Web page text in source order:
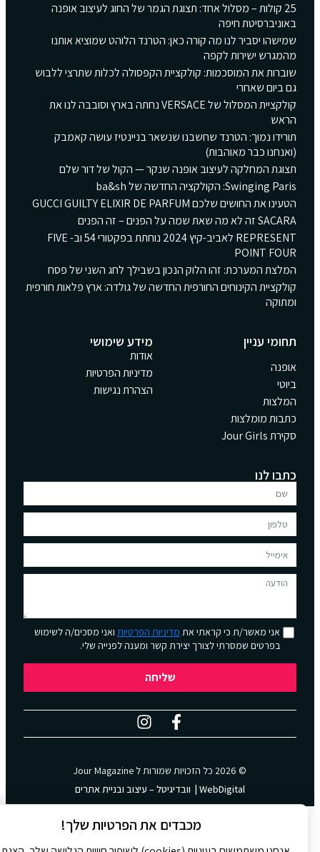
25 קולות – מסלול אחד: תצוגת הגמר של החוג לעיצוב אופנה
באוניברסיטת חיפה
שמישהו יסביר לנו מה קורה כאן: הטרנד הלוהט שמוציא אותנו
מהמגרש ישירות לקפה
שוברות את המוסכמות: קולקציית הקפסולה לכלות שתרצי ללבוש
גם ביום שאחרי
קולקציית המסלול של VERSACE נחתה בארץ וסובבה לנו את
הראש
תורידו נמוך: הטרנד שחשבנו שנשאר בניינטיז עושה קאמבק
(ואנחנו כבר מאוהבות)
תצוגת המחלקה לעיצוב אופנה שנקר — הקול של דור שלם
Swinging Paris: הקולקציה החדשה של ba&sh
הטעינו את החושים שלכם GUCCI GUILTY ELIXIR DE PARFUM
SACARA זה לא מה שאת שמה על הפנים – זה הפנים
REPRESENT לאביב-קיץ 2024 נוחתת בפקטורי 54 וב- FIVE
POINT FOUR
המלצת המערכת: זהו הלוק הנכון בשבילך לחג השני של פסח
קולקציית הקינוחים החורפית החדשה של גולדה: ארץ פלאות חורפית
ומתוקה
תחומי עניין
אופנה
ביוטי
המלצות
כתבות מומלצות
סקירת Jour Girls
מידע שימושי
אודות
מדיניות הפרטיות
הצהרת נגישות
כתבו לנו
אני מאשר/ת כי קראתי אתמדיניות הפרטיותואני מסכים/ה לשימוש
בפרטים שמסרתי לצורך יצירת קשר ומענה לפנייה שלי.
שליחה
Jour Magazine
WebDigital | וובדיגיטל – עיצוב ובניית אתרים
מכבדים את הפרטיות שלך!